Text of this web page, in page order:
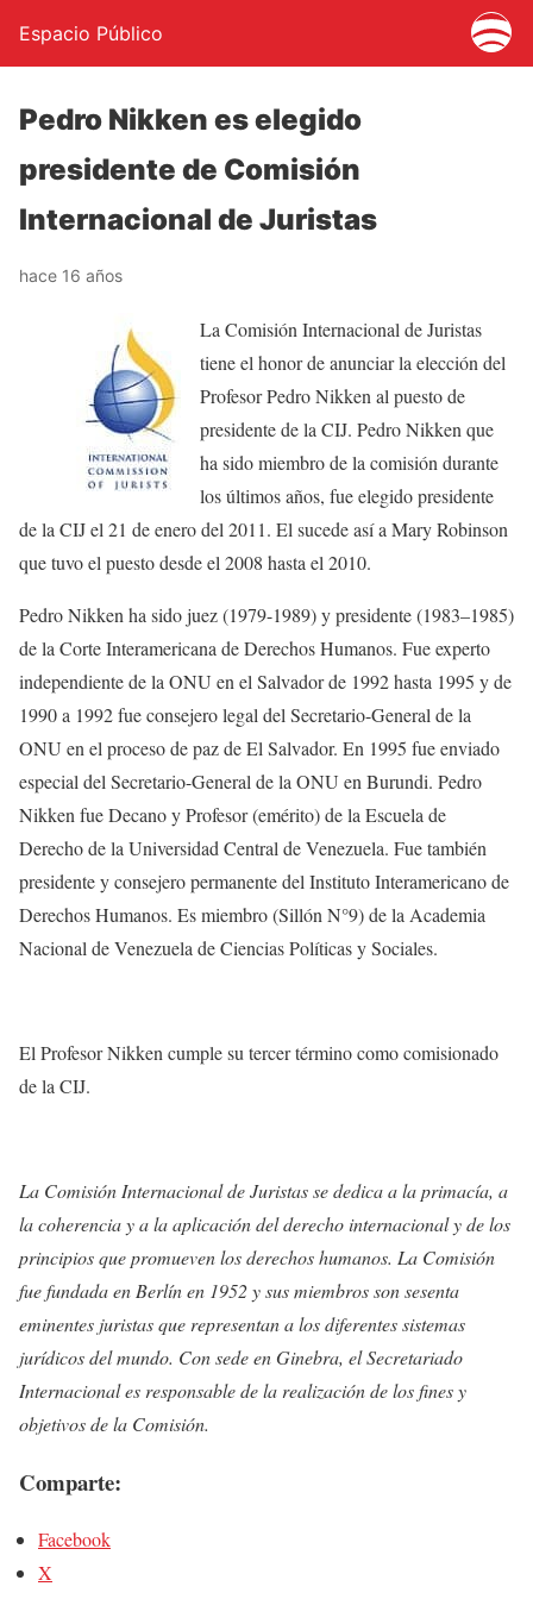
Espacio Público
Pedro Nikken es elegido
presidente de Comisión
Internacional de Juristas
hace 16 años
La Comisión Internacional de Juristas
tiene el honor de anunciar la elección del
Profesor Pedro Nikken al puesto de
presidente de la CIJ. Pedro Nikken que
ha sido miembro de la comisión durante
los últimos años, fue elegido presidente
de la CIJ el 21 de enero del 2011. El sucede así a Mary Robinson
que tuvo el puesto desde el 2008 hasta el 2010.
Pedro Nikken ha sido juez (1979-1989) y presidente (1983–1985)
de la Corte Interamericana de Derechos Humanos. Fue experto
independiente de la ONU en el Salvador de 1992 hasta 1995 y de
1990 a 1992 fue consejero legal del Secretario-General de la
ONU en el proceso de paz de El Salvador. En 1995 fue enviado
especial del Secretario-General de la ONU en Burundi. Pedro
Nikken fue Decano y Profesor (emérito) de la Escuela de
Derecho de la Universidad Central de Venezuela. Fue también
presidente y consejero permanente del Instituto Interamericano de
Derechos Humanos. Es miembro (Sillón N°9) de la Academia
Nacional de Venezuela de Ciencias Políticas y Sociales.
El Profesor Nikken cumple su tercer término como comisionado
de la CIJ.
La Comisión Internacional de Juristas se dedica a la primacía, a
la coherencia y a la aplicación del derecho internacional y de los
principios que promueven los derechos humanos. La Comisión
fue fundada en Berlín en 1952 y sus miembros son sesenta
eminentes juristas que representan a los diferentes sistemas
jurídicos del mundo. Con sede en Ginebra, el Secretariado
Internacional es responsable de la realización de los fines y
objetivos de la Comisión.
Comparte:
Facebook
X